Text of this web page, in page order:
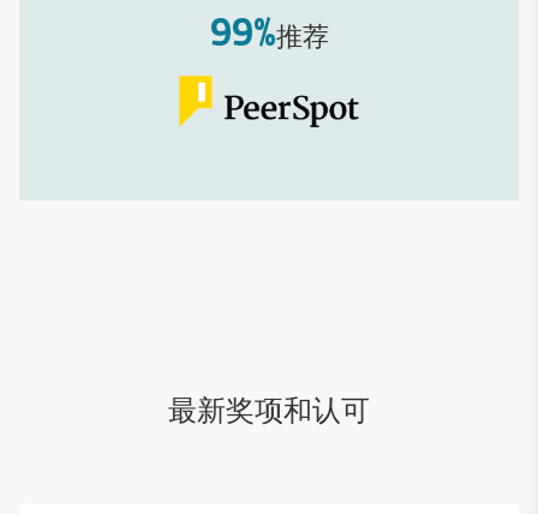
99%推荐
最新奖项和认可